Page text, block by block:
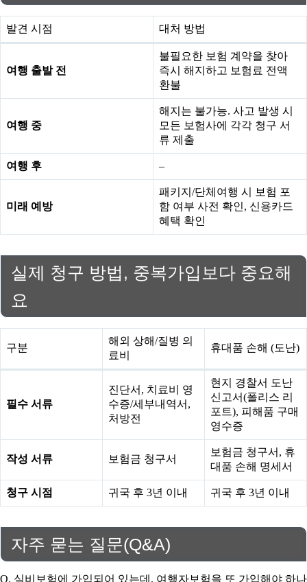
발견 시점 대처 방법
여행 출발 전
불필요한 보험 계약을 찾아
즉시 해지하고 보험료 전액
환불
여행 중
해지는 불가능. 사고 발생 시
모든 보험사에 각각 청구 서
류 제출
여행 후 –
미래 예방
패키지/단체여행 시 보험 포
함 여부 사전 확인, 신용카드
혜택 확인
실제 청구 방법, 중복가입보다 중요해
요
구분
해외 상해/질병 의
료비
휴대품 손해 (도난)
필수 서류
진단서, 치료비 영
수증/세부내역서,
처방전
현지 경찰서 도난
신고서(폴리스 리
포트), 피해품 구매
영수증
작성 서류 보험금 청구서
보험금 청구서, 휴
대품 손해 명세서
청구 시점 귀국 후 3년 이내 귀국 후 3년 이내
자주 묻는 질문(Q&A)
Q. 실비보험에 가입되어 있는데, 여행자보험을 또 가입해야 하나